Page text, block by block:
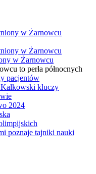
w Żarnowcu
to perła północnych
pacjentów
Kalkowski kluczy
2024
poznaje tajniki nauki